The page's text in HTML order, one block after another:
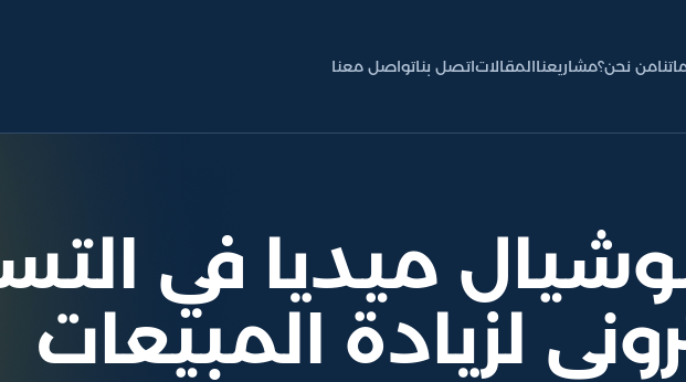
من نحن؟مشاريعناالمقالاتاتصل بناتواصل معنا
ميديا في
لزيادة المبيعات